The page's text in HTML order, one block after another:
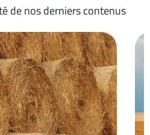
de nos derniers contenus